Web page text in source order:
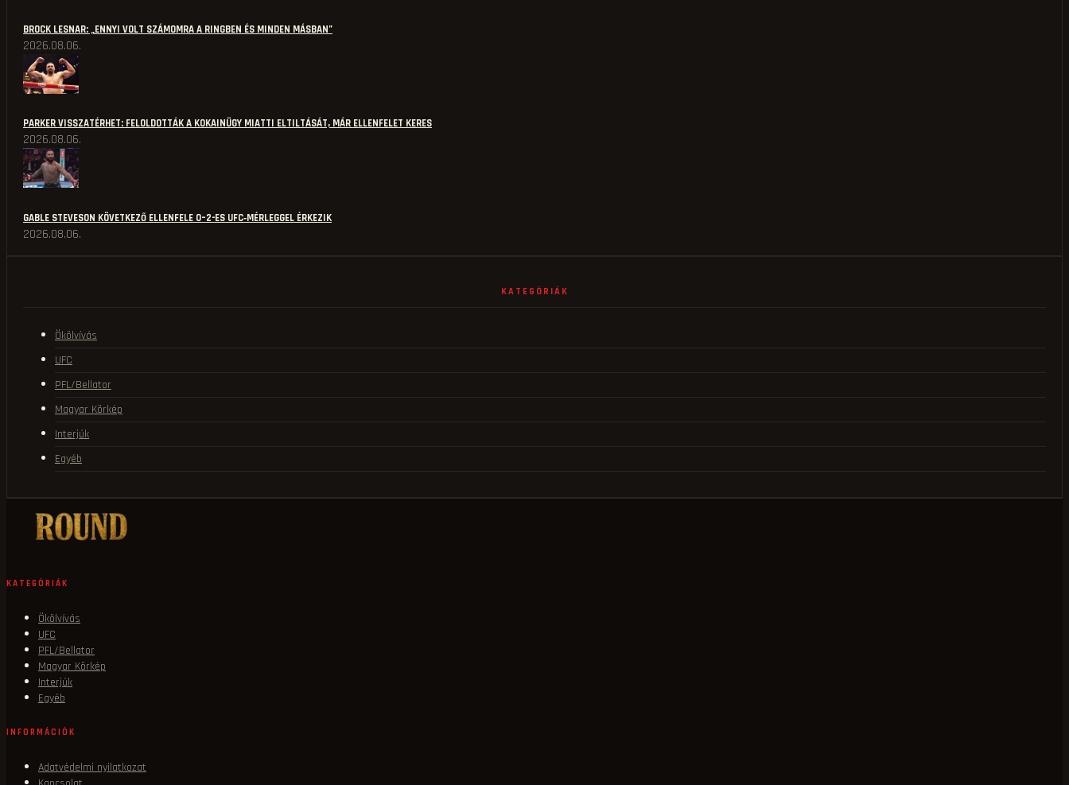
BROCK LESNAR: „ENNYI VOLT SZÁMOMRA A RINGBEN ÉS MINDEN MÁSBAN”
2026.08.06.
PARKER VISSZATÉRHET: FELOLDOTTÁK A KOKAINÜGY MIATTI ELTILTÁSÁT, MÁR ELLENFELET KERES
2026.08.06.
GABLE STEVESON KÖVETKEZŐ ELLENFELE 0–2-ES UFC‑MÉRLEGGEL ÉRKEZIK
2026.08.06.
KATEGÓRIÁK
Ökölvívás
UFC
PFL/Bellator
Magyar Körkép
Interjúk
Egyéb
KATEGÓRIÁK
Ökölvívás
UFC
PFL/Bellator
Magyar Körkép
Interjúk
Egyéb
INFORMÁCIÓK
Adatvédelmi nyilatkozat